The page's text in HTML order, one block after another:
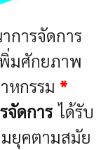
การจัดการ
พิ่มศักยภาพ
หกรรม *
จัดการได้รับ
ยุคตามสมัย